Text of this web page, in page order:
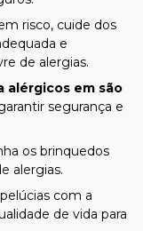
risco, cuide dos
e
de alergias.
alérgicos em são
segurança e
os brinquedos
alergias.
com a
de vida para